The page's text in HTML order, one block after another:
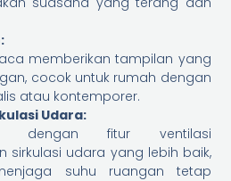
memberikan tampilan yang
cocok untuk rumah dengan
atau kontemporer.
Udara:
dengan fitur ventilasi
sirkulasi udara yang lebih baik,
suhu ruangan tetap